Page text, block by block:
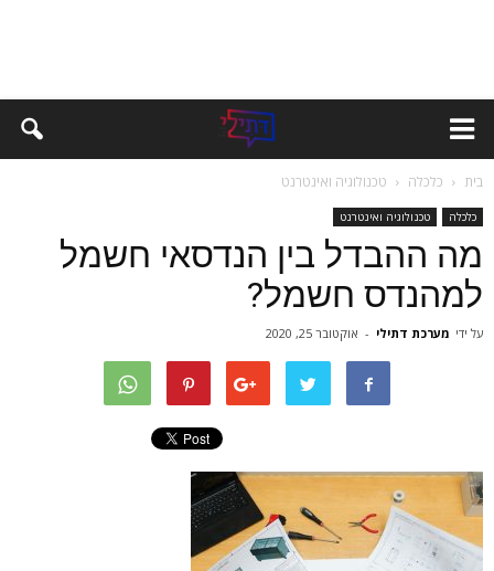
בית כלכלה טכנולוגיה ואינטרנט
כלכלה טכנולוגיה ואינטרנט
מה ההבדל בין הנדסאי חשמל
למהנדס חשמל?
על ידי מערכת דתילי - אוקטובר 25, 2020